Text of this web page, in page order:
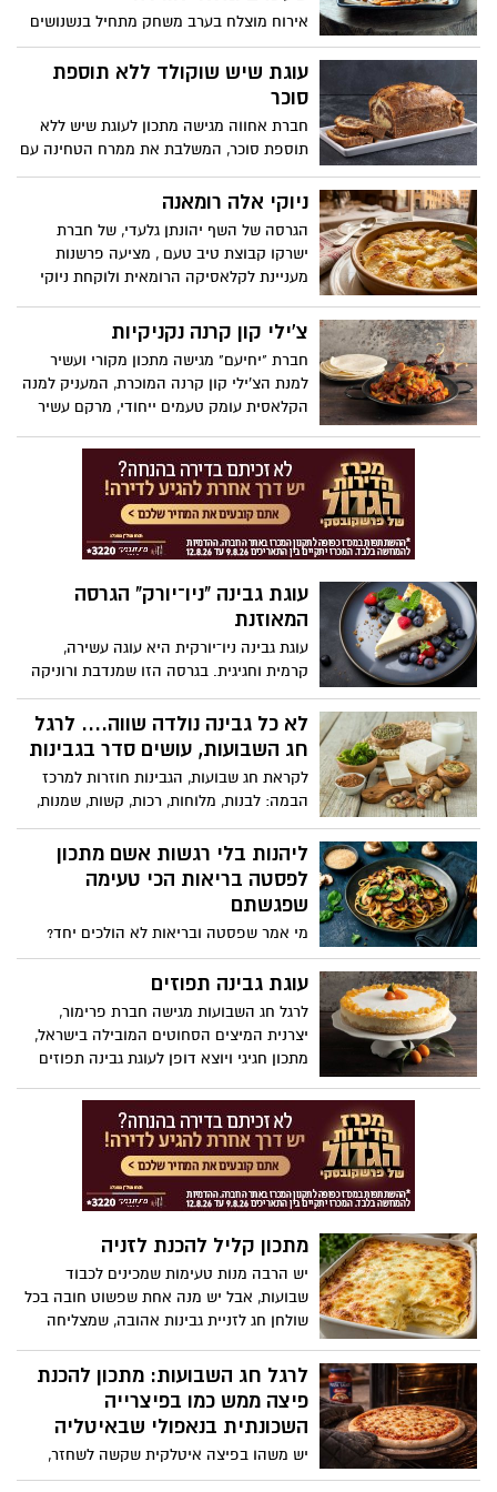
אירוח מוצלח בערב משחק מתחיל בנשנושים
קלילים, מלוחים וקלים להכנה, שאפשר
ליהנות מהם בנוחות מול המסך. בין ההמלצות
תמצאו מנות פינגרפוד אהובות, מאפים
לנבחרות המשתתפות, וגם קינוח מתוק
באווירת כדורגל שישלים את החוויה.
מוצרי החשמל TEKA.
עוגת שיש שוקולד ללא תוספת
סוכר
חברת אחווה מגישה מתכון לעוגת שיש ללא
תוספת סוכר, המשלבת את ממרח הטחינה עם
שוקולד ללא תוספת סוכר. הממרח מעניק
לעוגה טעם עשיר ומפנק, לצד מרקם רך
צריכת הסוכר מבלי להתפשר על הטעם.
העוגה קלה להכנה ונהדרת לאירוח ולמנת
ביניים מתוקה לכל המשפחה.
ניוקי אלה רומאנה
הגרסה של השף יהונתן גלעדי, של חברת
ישרקו קבוצת טיב טעם , מציעה פרשנות
מעניינת לקלאסיקה הרומאית ולוקחת ניוקי
בקרום זהוב וממכר של גבינת פרובולונה
נמסה, ומקפיצה את הכל עם לוז קלוי שמוסיף
קראנץ’ מדויק וטעם עמוק.
צ'ילי קון קרנה נקניקיות
חברת "יחיעם" מגישה מתכון מקורי ועשיר
למנת הצ'ילי קון קרנה המוכרת, המעניק למנה
הקלאסית עומק טעמים ייחודי, מרקם עשיר
עוגת גבינה "ניו־יורק" הגרסה
המאוזנת
עוגת גבינה ניו־יורקית היא עוגה עשירה,
קרמית וחגיגית. בגרסה הזו שמנדבת ורוניקה
מייזלר, דיאטנית קלינית ויועצת לחברת
הרבלייף, שומרים על המרקם המפנק, אבל
עושים התאמות קטנות: פחות חמאה, שילוב
חמאת שקדים או בוטנים בבסיס, פחות סוכר,
וגבינות מעט קלילות יותר.
לא כל גבינה נולדה שווה.... לרגל
חג השבועות, עושים סדר בגבינות
לקראת חג שבועות, הגבינות חוזרות למרכז
הבמה: לבנות, מלוחות, רכות, קשות, שמנות,
דלות, מסורתיות ומתועשות. מאחורי המגוון
הזה מסתתרת אמת פשוטה: מבחינה
תזונתית, לא כל גבינה נולדה שווה.
ליהנות בלי רגשות אשם מתכון
לפסטה בריאות הכי טעימה
שפגשתם
מי אמר שפסטה ובריאות לא הולכים יחד?
המתכון החדש מאת ורוניקה מייזלר , דיאטנית
קלינית ויועצת לחברת הרבלייף משלב בין
חומרי גלם טריים, טעמים ים-תיכוניים ורוטב
קליל שמלטף את הלשון, ומוכיח שפסטה
יכולה להיות גם חטובה וגם טעימה.
עוגת גבינה תפוזים
לרגל חג השבועות מגישה חברת פרימור,
יצרנית המיצים הסחוטים המובילה בישראל,
מתכון חגיגי ויוצא דופן לעוגת גבינה תפוזים
של חג השבועות לבין ניחוחות הדרים ומראה
עוצר נשימה: עוגת גבינה תפוזים. שילוב
מושלם בין מרקם קטיפתי ועדין לבין טעמו
העמוק והארומטי של התפוז, המעניק לעוגה
פרשנות חדשה ומפתיעה לקינוח החג
אופי, מעוטרת בתפוזים מסוכרים ובתפוז ננסי
מסוכר, ההופכים אותה למרכז שולחן חג
יוקרתי ומלא בסטייל.
מתכון קליל להכנת לזניה
יש הרבה מנות טעימות שמכינים לכבוד
שבועות, אבל יש מנה אחת שפשוט חובה בכל
שולחן חג לזניית גבינות אהובה, שמצליחה
לכם מתכון מנצח, קליל במיוחד, עם שכבות
רכות והמון גבינות נמסות ומפנקות שכולם
ירצו לקחת מהן עוד מנה.
לרגל חג השבועות: מתכון להכנת
פיצה ממש כמו בפיצרייה
השכונתית בנאפולי שבאיטליה
יש משהו בפיצה איטלקית שקשה לשחזר,
הרוטב העשיר, האיזון המדויק בין כל